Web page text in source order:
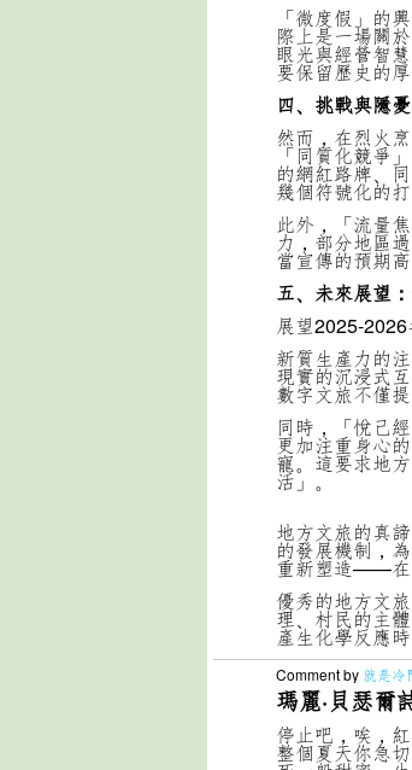
「微度假」的
際上是一場關
眼光與經營智
要保留歷史的
四、挑戰與隱
然而，在烈火
「同質化競爭
的網紅路牌、
幾個符號化的
此外，「流量
力，部分地區
當宣傳的預期
五、未來展望
展望2025-
新質生產力的
現實的沉浸式
數字文旅不僅
同時，「悅己
更加注重身心
寵。這要求地
活」。
地方文旅的真
的發展機制，
重新塑造——在
優秀的地方文
理、村民的主
產生化學反應
Comment by 就是冷
瑪麗·貝瑟爾
停止吧，唉，
整個夏天你急